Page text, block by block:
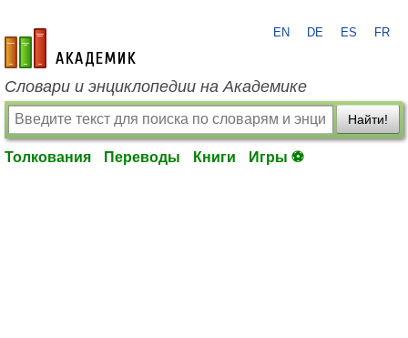
academic.ru
EN DE ES FR
Словари и энциклопедии на Академике
Найти!
Толкования Переводы Книги Игры ⚽